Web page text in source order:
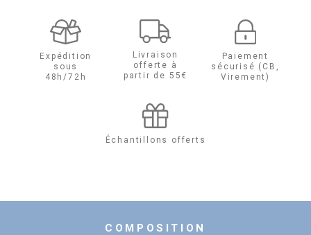
Expédition
sous
48h/72h
Livraison
offerte à
partir de 55€
Paiement
sécurisé (CB,
Virement)
Échantillons offerts
COMPOSITION